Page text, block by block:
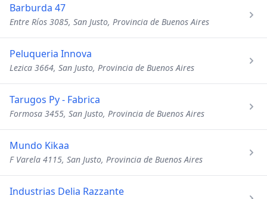
Barburda 47
Entre Ríos 3085, San Justo, Provincia de Buenos Aires
Peluqueria Innova
Lezica 3664, San Justo, Provincia de Buenos Aires
Tarugos Py - Fabrica
Formosa 3455, San Justo, Provincia de Buenos Aires
Mundo Kikaa
F Varela 4115, San Justo, Provincia de Buenos Aires
Industrias Delia Razzante